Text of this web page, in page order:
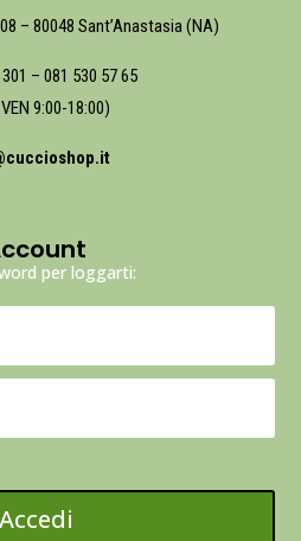
– 80048 Sant’Anastasia (NA)
– 081 530 57 65
9:00-18:00)
per loggarti:
Accedi